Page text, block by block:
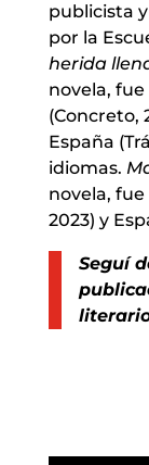
publicista
por la
herida
novela,
(Concreto,
España
idiomas.
novela,
2023) y
Seguí